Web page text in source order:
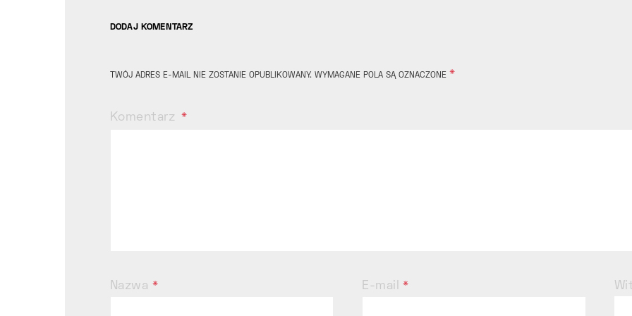
DODAJ KOMENTARZ
TWÓJ ADRES E-MAIL NIE ZOSTANIE OPUBLIKOWANY. WYMAGANE POLA SĄ OZNACZONE *
Komentarz
Nazwa * E-mail*